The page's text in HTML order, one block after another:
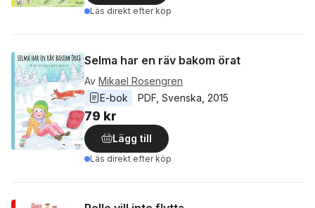
Läs direkt efter köp
Selma har en räv bakom örat
Av Mikael Rosengren
E-bok
PDF Svenska 2015
79 kr
Lägg till
Läs direkt efter köp